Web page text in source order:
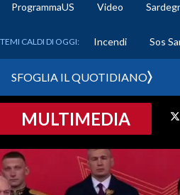
CRONACA SARDEGNA
PROVINCIA DI CAGLIARI
SULCIS IGLESIENTE
ProgrammaUS Video
TEMI CALDI DI OGGI: Incendi Sos
SFOGLIA IL QUOTIDIANO
MULTIMEDIA